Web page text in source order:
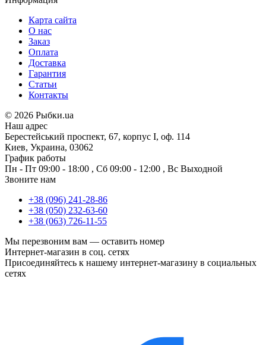
Карта сайта
О нас
Заказ
Оплата
Доставка
Гарантия
Статьи
Контакты
© 2026 Рыбки.ua
Наш адрес
Берестейський проспект, 67, корпус I, оф. 114
Киев, Украина, 03062
График работы
Пн - Пт 09:00 - 18:00 , Сб 09:00 - 12:00 , Вс Выходной
Звоните нам
+38 (096) 241-28-86
+38 (050) 232-63-60
+38 (063) 726-11-55
Мы перезвоним вам — оставить номер
Интернет-магазин в соц. сетях
Присоединяйтесь к нашему интернет-магазину в социальных
сетях